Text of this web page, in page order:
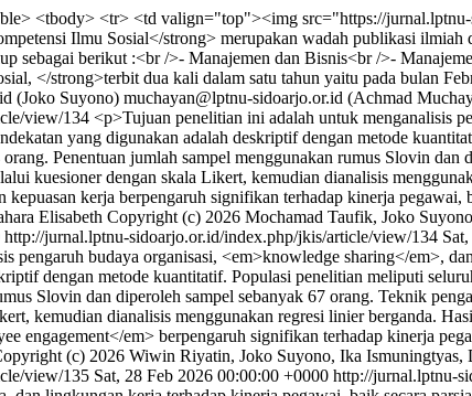
<tbody> <tr> <td valign="top"><img src="https://
Ilmu Sosial</strong> merupakan wadah publikasi
sebagai berikut :<br />- Manajemen dan Bisnis<br />-
</strong>terbit dua kali dalam satu tahun yaitu pada bulan
(Joko Suyono) muchayan@lptnu-sidoarjo.or.id (Achmad
view/134 <p>Tujuan penelitian ini adalah untuk menganalisis
yang digunakan adalah deskriptif dengan metode
Penentuan jumlah sampel menggunakan rumus Slovin
kuesioner dengan skala Likert, kemudian dianalisis
kerja berpengaruh signifikan terhadap kinerja pegawai,
Elisabeth Copyright (c) 2026 Mochamad Taufik, Joko
http://jurnal.lptnu-sidoarjo.or.id/index.php/jkis/article/view/134
pengaruh budaya organisasi, <em>knowledge sharing</em>,
dengan metode kuantitatif. Populasi penelitian meliputi
Slovin dan diperoleh sampel sebanyak 67 orang. Teknik
kemudian dianalisis menggunakan regresi linier berganda.
engagement</em> berpengaruh signifikan terhadap kinerja
(c) 2026 Wiwin Riyatin, Joko Suyono, Ika Ismuningtyas,
view/135 Sat, 28 Feb 2026 00:00:00 +0000 http://jurnal.lptnu-